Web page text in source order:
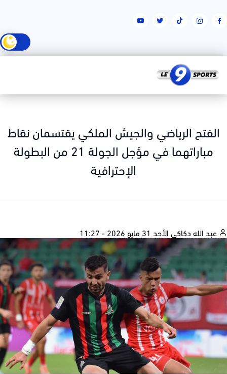
الرياضي والجيش الملكي يقتسمان نقاط
مباراتهما في مؤجل الجولة 21 من البطولة
الإحترافية
الله دكاكيالأحد 31 مايو 2026 - 11:27